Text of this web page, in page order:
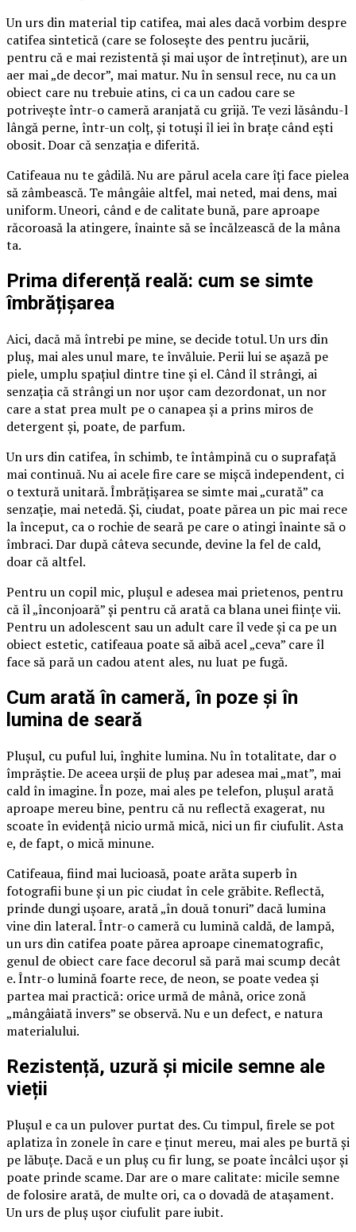
Un urs din material tip catifea, mai ales dacă vorbim despre
catifea sintetică (care se folosește des pentru jucării,
pentru că e mai rezistentă și mai ușor de întreținut), are un
aer mai „de decor”, mai matur. Nu în sensul rece, nu ca un
obiect care nu trebuie atins, ci ca un cadou care se
potrivește într-o cameră aranjată cu grijă. Te vezi lăsându-l
lângă perne, într-un colț, și totuși îl iei în brațe când ești
obosit. Doar că senzația e diferită.
Catifeaua nu te gâdilă. Nu are părul acela care îți face pielea
să zâmbească. Te mângâie altfel, mai neted, mai dens, mai
uniform. Uneori, când e de calitate bună, pare aproape
răcoroasă la atingere, înainte să se încălzească de la mâna
ta.
Prima diferență reală: cum se simte
îmbrățișarea
Aici, dacă mă întrebi pe mine, se decide totul. Un urs din
pluș, mai ales unul mare, te învăluie. Perii lui se așază pe
piele, umplu spațiul dintre tine și el. Când îl strângi, ai
senzația că strângi un nor ușor cam dezordonat, un nor
care a stat prea mult pe o canapea și a prins miros de
detergent și, poate, de parfum.
Un urs din catifea, în schimb, te întâmpină cu o suprafață
mai continuă. Nu ai acele fire care se mișcă independent, ci
o textură unitară. Îmbrățișarea se simte mai „curată” ca
senzație, mai netedă. Și, ciudat, poate părea un pic mai rece
la început, ca o rochie de seară pe care o atingi înainte să o
îmbraci. Dar după câteva secunde, devine la fel de cald,
doar că altfel.
Pentru un copil mic, plușul e adesea mai prietenos, pentru
că îl „înconjoară” și pentru că arată ca blana unei ființe vii.
Pentru un adolescent sau un adult care îl vede și ca pe un
obiect estetic, catifeaua poate să aibă acel „ceva” care îl
face să pară un cadou atent ales, nu luat pe fugă.
Cum arată în cameră, în poze și în
lumina de seară
Plușul, cu puful lui, înghite lumina. Nu în totalitate, dar o
împrăștie. De aceea urșii de pluș par adesea mai „mat”, mai
cald în imagine. În poze, mai ales pe telefon, plușul arată
aproape mereu bine, pentru că nu reflectă exagerat, nu
scoate în evidență nicio urmă mică, nici un fir ciufulit. Asta
e, de fapt, o mică minune.
Catifeaua, fiind mai lucioasă, poate arăta superb în
fotografii bune și un pic ciudat în cele grăbite. Reflectă,
prinde dungi ușoare, arată „în două tonuri” dacă lumina
vine din lateral. Într-o cameră cu lumină caldă, de lampă,
un urs din catifea poate părea aproape cinematografic,
genul de obiect care face decorul să pară mai scump decât
e. Într-o lumină foarte rece, de neon, se poate vedea și
partea mai practică: orice urmă de mână, orice zonă
„mângâiată invers” se observă. Nu e un defect, e natura
materialului.
Rezistență, uzură și micile semne ale
vieții
Plușul e ca un pulover purtat des. Cu timpul, firele se pot
aplatiza în zonele în care e ținut mereu, mai ales pe burtă și
pe lăbuțe. Dacă e un pluș cu fir lung, se poate încâlci ușor și
poate prinde scame. Dar are o mare calitate: micile semne
de folosire arată, de multe ori, ca o dovadă de atașament.
Un urs de pluș ușor ciufulit pare iubit.